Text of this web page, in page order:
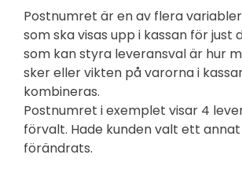
Postnumret är en av flera
som ska visas upp i kassan för
som kan styra leveransval är hur
sker eller vikten på varorna i
kombineras.
Postnumret i exemplet visar 4
förvalt. Hade kunden valt ett
förändrats.